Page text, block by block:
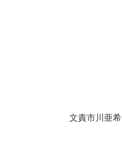
文責市川亜希